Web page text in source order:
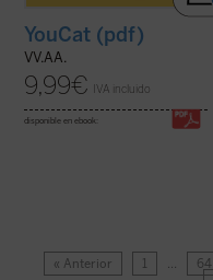
YouCat (pdf)
VV.AA.
9,99€ IVA incluido
disponible en ebook:
« Anterior 1 … 64